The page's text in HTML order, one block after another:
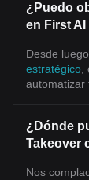
¿Puedo
en First
Desde
estratégico
automatizar
¿Dónde
Takeover
Nos